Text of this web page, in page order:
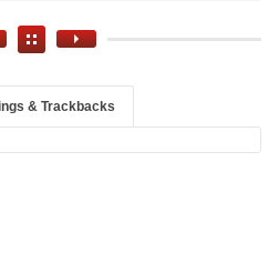
& Trackbacks